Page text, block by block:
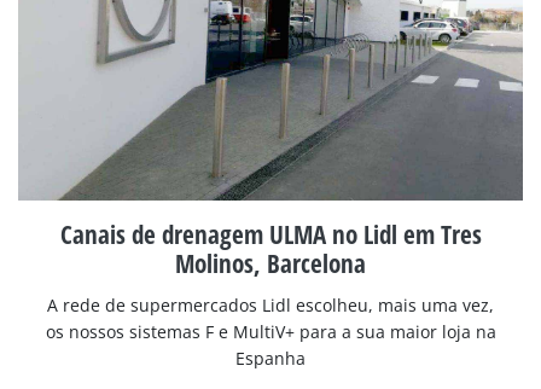
Canais de drenagem ULMA no Lidl em Tres
Molinos, Barcelona
A rede de supermercados Lidl escolheu, mais uma vez,
os nossos sistemas F e MultiV+ para a sua maior loja na
Espanha